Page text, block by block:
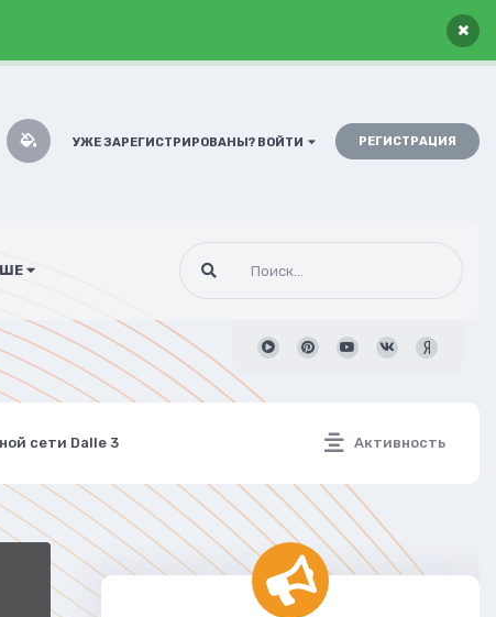
×
УЖЕ ЗАРЕГИСТРИРОВАНЫ? ВОЙТИ РЕГИСТРАЦИЯ
Активность
сети Dalle 3